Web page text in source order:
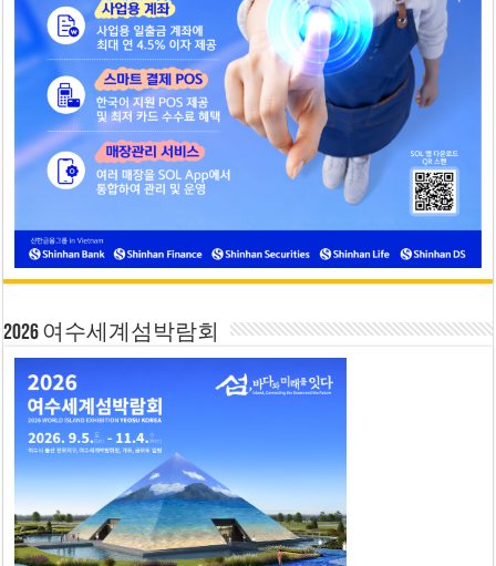
2026 여수세계섬박람회